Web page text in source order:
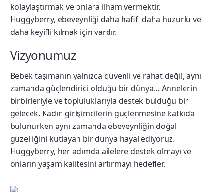
kolaylaştırmak ve onlara ilham vermektir.
Huggyberry, ebeveynliği daha hafif, daha huzurlu ve
daha keyifli kılmak için vardır.
Vizyonumuz
Bebek taşımanın yalnızca güvenli ve rahat değil, aynı
zamanda güçlendirici olduğu bir dünya… Annelerin
birbirleriyle ve topluluklarıyla destek bulduğu bir
gelecek. Kadın girişimcilerin güçlenmesine katkıda
bulunurken aynı zamanda ebeveynliğin doğal
güzelliğini kutlayan bir dünya hayal ediyoruz.
Huggyberry, her adımda ailelere destek olmayı ve
onların yaşam kalitesini artırmayı hedefler.